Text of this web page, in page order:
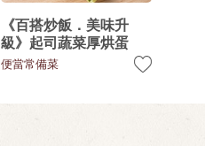
《百搭炒飯．美味升
級》起司蔬菜厚烘蛋
便當常備菜